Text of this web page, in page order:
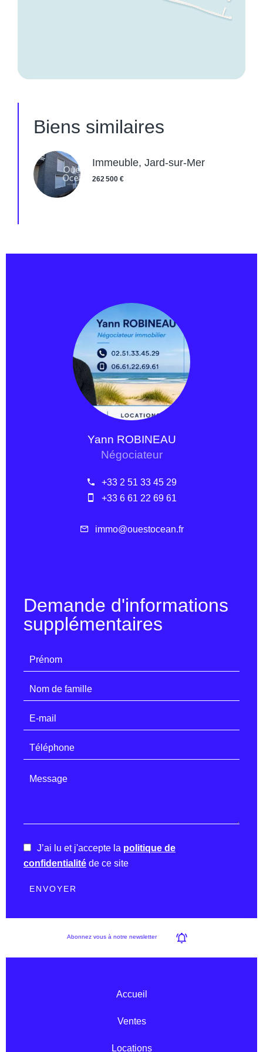
Biens similaires
Immeuble, Jard-sur-Mer
262 500 €
Yann ROBINEAU
Négociateur
+33 2 51 33 45 29
+33 6 61 22 69 61
immo@ouestocean.fr
Demande d'informations
supplémentaires
J’ai lu et j'accepte la politique de
confidentialité de ce site
ENVOYER
Abonnez vous à notre newsletter
Accueil
Ventes
Locations